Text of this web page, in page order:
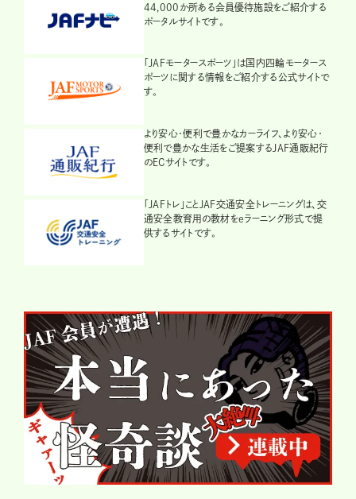
44,000か所ある会員優待施設をご紹介する
ポータルサイトです。
「JAFモータースポーツ」は国内四輪モータース
ポーツに関する情報をご紹介する公式サイトで
す。
より安心・便利で豊かなカーライフ、より安心・
便利で豊かな生活をご提案するJAF通販紀行
のECサイトです。
「JAFトレ」ことJAF交通安全トレーニングは、交
通安全教育用の教材をeラーニング形式で提
供するサイトです。